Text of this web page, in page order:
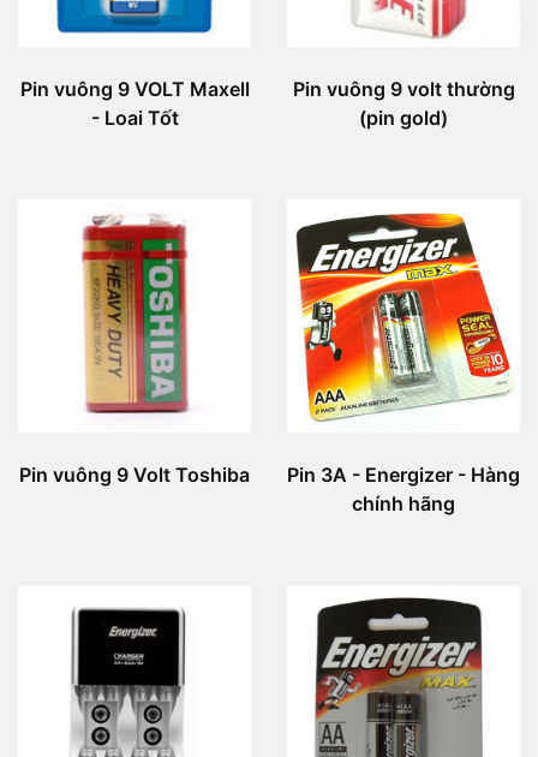
Pin vuông 9 VOLT Maxell
- Loai Tốt
Pin vuông 9 volt thường
(pin gold)
Pin vuông 9 Volt Toshiba
Pin 3A - Energizer - Hàng
chính hãng